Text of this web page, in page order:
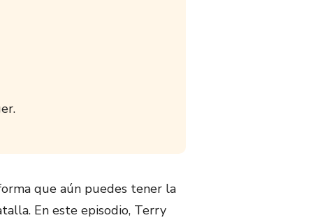
que aún puedes tener la
En este episodio, Terry